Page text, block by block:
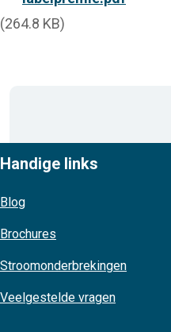
(264.8 KB)
Handige links
Blog
Brochures
Stroomonderbrekingen
Veelgestelde vragen